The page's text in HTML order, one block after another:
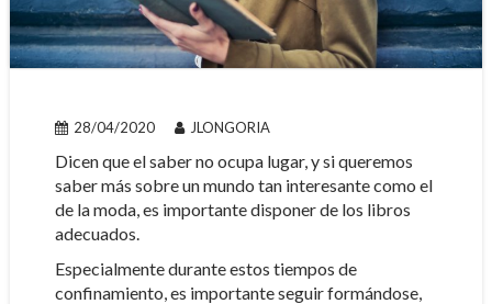
28/04/2020 JLONGORIA
Dicen que el saber no ocupa lugar, y si queremos
saber más sobre un mundo tan interesante como el
de la moda, es importante disponer de los libros
adecuados.
Especialmente durante estos tiempos de
confinamiento, es importante seguir formándose,